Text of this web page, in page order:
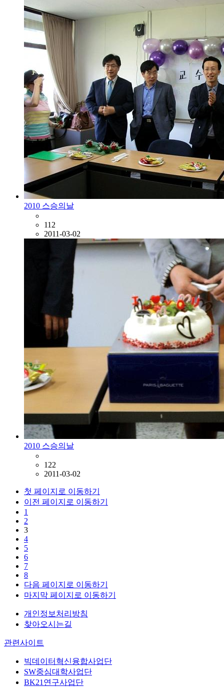
2010 스승의날
112
2011-03-02
2010 스승의날
122
2011-03-02
첫 페이지로 이동하기
이전 페이지로 이동하기
1
2
3
4
5
6
7
8
다음 페이지로 이동하기
마지막 페이지로 이동하기
개인정보처리방침
찾아오시는길
관련사이트
빅데이터혁신융합사업단
SW중심대학사업단
BK21연구사업단